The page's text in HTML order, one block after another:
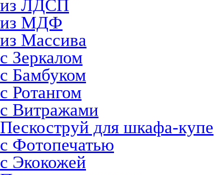
из ЛДСП
из МДФ
из Массива
с Зеркалом
с Бамбуком
с Ротангом
с Витражами
Пескоструй для шкафа-купе
с Фотопечатью
с Экокожей